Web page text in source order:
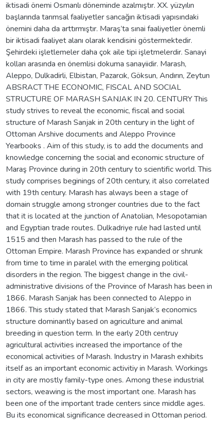
iktisadi önemi Osmanlı döneminde azalmıştır. XX. yüzyılın
başlarında tarımsal faaliyetler sancağın iktisadi yapısındaki
önemini daha da arttırmıştır. Maraş’ta sınai faaliyetler önemli
bir iktisadi faaliyet alanı olarak kendisini göstermektedir.
Şehirdeki işletlemeler daha çok aile tipi işletmelerdir. Sanayi
kolları arasında en önemlisi dokuma sanayiidir. Marash,
Aleppo, Dulkadirli, Elbistan, Pazarcık, Göksun, Andırın, Zeytun
ABSRACT THE ECONOMIC, FISCAL AND SOCIAL
STRUCTURE OF MARASH SANJAK IN 20. CENTURY This
study strives to reveal the economic, fiscal and social
structure of Marash Sanjak in 20th century in the light of
Ottoman Arshive documents and Aleppo Province
Yearbooks . Aim of this study, is to add the documents and
knowledge concerning the social and economic structure of
Maraş Province during in 20th century to scientific world. This
study comprises beginings of 20th century, it also correlated
with 19th century. Marash has always been a stage of
domain struggle among stronger countries due to the fact
that it is located at the junction of Anatolian, Mesopotamian
and Egyptian trade routes. Dulkadriye rule had lasted until
1515 and then Marash has passed to the rule of the
Ottoman Empire. Marash Province has expanded or shrunk
from time to time in paralel with the emerging political
disorders in the region. The biggest change in the civil-
administrative divisions of the Province of Marash has been in
1866. Marash Sanjak has been connected to Aleppo in
1866. This study stated that Marash Sanjak’s economics
structure dominantly based on agriculture and animal
breeding in question term. In the early 20th centruy
agricultural activities increased the importance of the
economical activities of Marash. Industry in Marash exhibits
itself as an important economic activitiy in Marash. Workings
in city are mostly family-type ones. Among these industrial
sectors, weawing is the most important one. Marash has
been one of the important trade centers since middle ages.
Bu its economical significance decreased in Ottoman period.